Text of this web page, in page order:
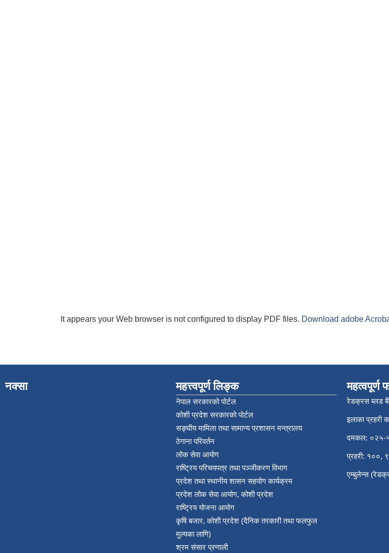
It appears your Web browser is not configured to display PDF files. Download adobe
नक्सा महत्त्वपूर्ण लिङ्क
नेपाल सरकारको पोर्टल
कोशी प्रदेश सरकारको पोर्टल
सङ्‍घीय मामिला तथा सामान्य प्रशासन मन्त्रालय
ठेगाना परिवर्तन
लोक सेवा आयोग
राष्ट्रिय परिचयपत्र तथा पञ्‍जीकरण विभाग
प्रदेश तथा स्थानीय शासन सहयोग कार्यक्रम
प्रदेश लोक सेवा आयोग, कोशी प्रदेश
राष्ट्रिय योजना आयोग
कृषि बजार, कोशी प्रदेश (दैनिक तरकारी तथा फलफुल
मुल्यका लागि)
श्रम संसार प्रणाली
महत्वपूर्ण
रेडक्रस ब्लड
इलाका प्रहरी
दमकल: ०२५-
प्रहरी: १००,
एम्बुलेन्स